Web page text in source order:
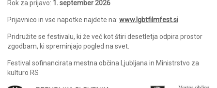
Rok za prijavo: 1. september 2026
Prijavnico in vse napotke najdete na: www.lgbtfilmfest.si
Pridružite se festivalu, ki že več kot štiri desetletja odpira prostor
zgodbam, ki spreminjajo pogled na svet.
Festival sofinancirata mestna občina Ljubljana in Ministrstvo za
kulturo RS